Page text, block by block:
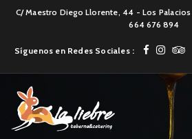
C/ Maestro Diego Llorente, 44 - Los
664 676 894
Síguenos en Redes Sociales :